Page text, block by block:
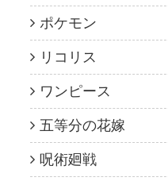
ポケモン
リコリス
ワンピース
五等分の花嫁
呪術廻戦